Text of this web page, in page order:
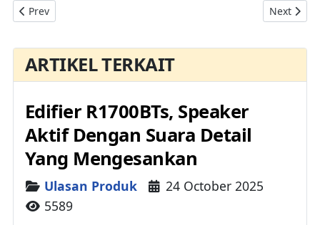
Previous article: Edifier T5, Subwoofer Aktif Bertenaga
Prev Next
Next
ARTIKEL TERKAIT
Edifier R1700BTs, Speaker
Aktif Dengan Suara Detail
Yang Mengesankan
Details
Ulasan Produk
24 October 2025
5589